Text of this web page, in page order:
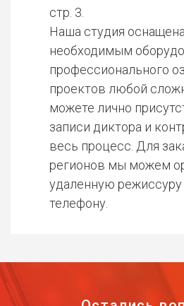
стр. 3.
Наша студия
необходимым
профессионального
проектов любой
можете лично
записи диктора и
весь процесс. Для
регионов мы можем
удаленную режиссуру
телефону.